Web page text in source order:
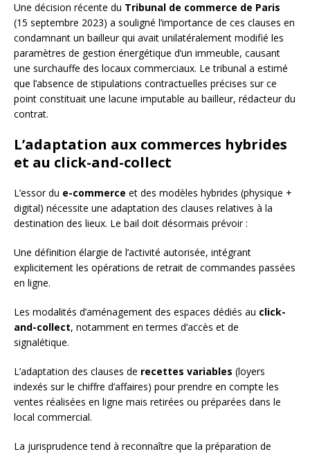
Une décision récente du Tribunal de commerce de Paris
(15 septembre 2023) a souligné l’importance de ces clauses en
condamnant un bailleur qui avait unilatéralement modifié les
paramètres de gestion énergétique d’un immeuble, causant
une surchauffe des locaux commerciaux. Le tribunal a estimé
que l’absence de stipulations contractuelles précises sur ce
point constituait une lacune imputable au bailleur, rédacteur du
contrat.
L’adaptation aux commerces hybrides
et au click-and-collect
L’essor du e-commerce et des modèles hybrides (physique +
digital) nécessite une adaptation des clauses relatives à la
destination des lieux. Le bail doit désormais prévoir :
Une définition élargie de l’activité autorisée, intégrant
explicitement les opérations de retrait de commandes passées
en ligne.
Les modalités d’aménagement des espaces dédiés au click-
and-collect, notamment en termes d’accès et de
signalétique.
L’adaptation des clauses de recettes variables (loyers
indexés sur le chiffre d’affaires) pour prendre en compte les
ventes réalisées en ligne mais retirées ou préparées dans le
local commercial.
La jurisprudence tend à reconnaître que la préparation de